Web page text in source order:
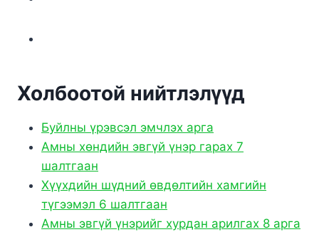
Холбоотой нийтлэлүүд
Буйлны үрэвсэл эмчлэх арга
Амны хөндийн эвгүй үнэр гарах 7
шалтгаан
Хүүхдийн шүдний өвдөлтийн хамгийн
түгээмэл 6 шалтгаан
Амны эвгүй үнэрийг хурдан арилгах 8 арга